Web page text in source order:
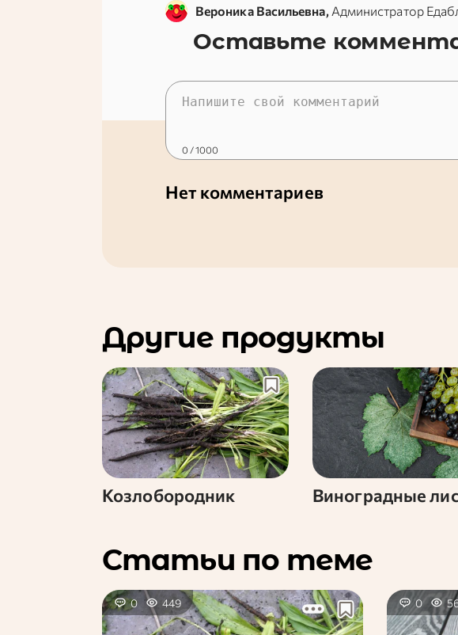
Вероника Васильевна, Администратор
Оставьте
0 / 1000
Нет комментариев
Другие продукты
Козлобородник Виноградные
Статьи по теме
0 449 0